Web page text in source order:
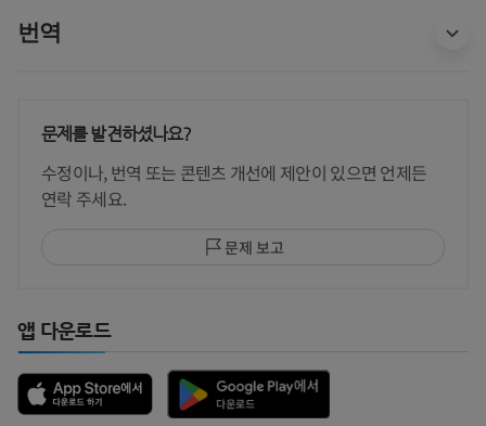
번역
문제를 발견하셨나요?
수정이나, 번역 또는 콘텐츠 개선에 제안이 있으면 언제든
연락 주세요.
문제 보고
앱 다운로드